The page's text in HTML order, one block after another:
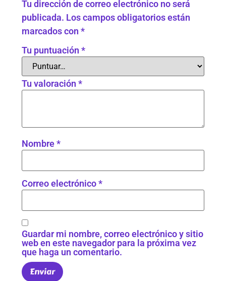
Tu dirección de correo electrónico no será
publicada. Los campos obligatorios están
marcados con*
Tu puntuación*
Tu valoración*
Nombre*
Correo electrónico*
Guardar mi nombre, correo electrónico y sitio
web en este navegador para la próxima vez
que haga un comentario.